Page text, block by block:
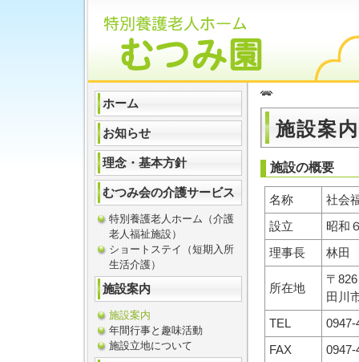
施設案内
施設の概要
名称
社会
設立
昭和
理事長
林田
所在地
〒
田川
TEL
0947-
FAX
0947-
ホーム
お知らせ
理念・基本方針
むつみ会の介護サービス
特別養護老人ホーム（介護
老人福祉施設）
ショートステイ（短期入所
生活介護）
施設案内
施設案内
年間行事と趣味活動
施設立地について